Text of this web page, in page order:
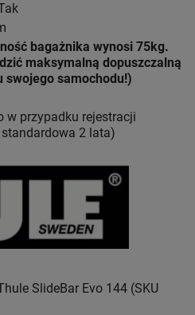
bagażnika wynosi 75kg.
maksymalną dopuszczalną
swojego samochodu!)
w przypadku rejestracji
2 lata)
SlideBar Evo 144 (SKU